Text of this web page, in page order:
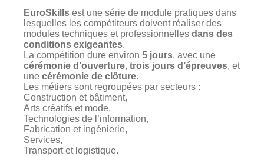
EuroSkills est une série de module pratiques dans
lesquelles les compétiteurs doivent réaliser des
modules techniques et professionnelles dans des
conditions exigeantes.
La compétition dure environ 5 jours, avec une
cérémonie d’ouverture, trois jours d’épreuves, et
une cérémonie de clôture.
Les métiers sont regroupées par secteurs :
Construction et bâtiment,
Arts créatifs et mode,
Technologies de l’information,
Fabrication et ingénierie,
Services,
Transport et logistique.